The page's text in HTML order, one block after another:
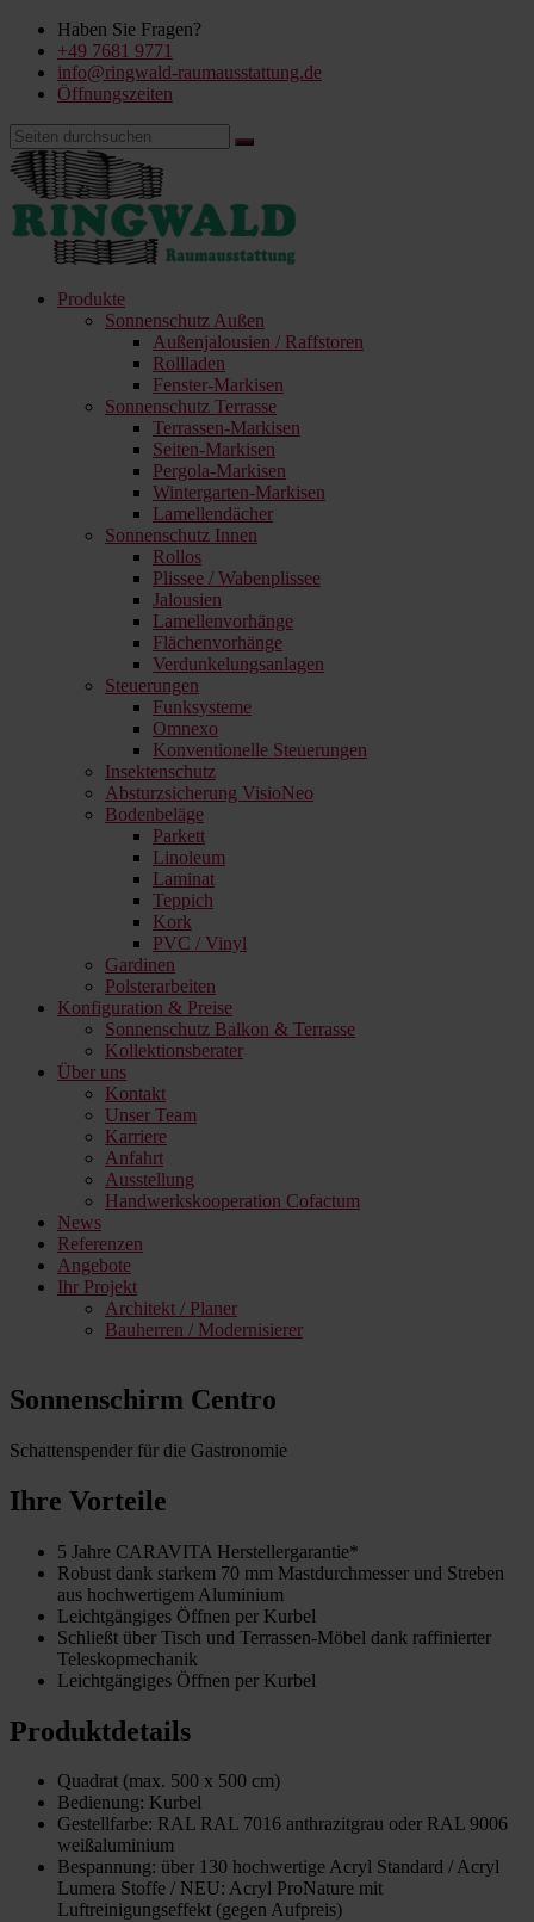
Haben Sie Fragen?
+49 7681 9771
info@ringwald-raumausstattung.de
Öffnungszeiten
Produkte
Sonnenschutz Außen
Außenjalousien / Raffstoren
Rollladen
Fenster-Markisen
Sonnenschutz Terrasse
Terrassen-Markisen
Seiten-Markisen
Pergola-Markisen
Wintergarten-Markisen
Lamellendächer
Sonnenschutz Innen
Rollos
Plissee / Wabenplissee
Jalousien
Lamellenvorhänge
Flächenvorhänge
Verdunkelungsanlagen
Steuerungen
Funksysteme
Omnexo
Konventionelle Steuerungen
Insektenschutz
Absturzsicherung VisioNeo
Bodenbeläge
Parkett
Linoleum
Laminat
Teppich
Kork
PVC / Vinyl
Gardinen
Polsterarbeiten
Konfiguration & Preise
Sonnenschutz Balkon & Terrasse
Kollektionsberater
Über uns
Kontakt
Unser Team
Karriere
Anfahrt
Ausstellung
Handwerkskooperation Cofactum
News
Referenzen
Angebote
Ihr Projekt
Architekt / Planer
Bauherren / Modernisierer
Sonnenschirm Centro
Schattenspender für die Gastronomie
Ihre Vorteile
5 Jahre CARAVITA Herstellergarantie*
Robust dank starkem 70 mm Mastdurchmesser und Streben
aus hochwertigem Aluminium
Leichtgängiges Öffnen per Kurbel
Schließt über Tisch und Terrassen-Möbel dank raffinierter
Teleskopmechanik
Leichtgängiges Öffnen per Kurbel
Produktdetails
Quadrat (max. 500 x 500 cm)
Bedienung: Kurbel
Gestellfarbe: RAL RAL 7016 anthrazitgrau oder RAL 9006
weißaluminium
Bespannung: über 130 hochwertige Acryl Standard / Acryl
Lumera Stoffe / NEU: Acryl ProNature mit
Luftreinigungseffekt (gegen Aufpreis)